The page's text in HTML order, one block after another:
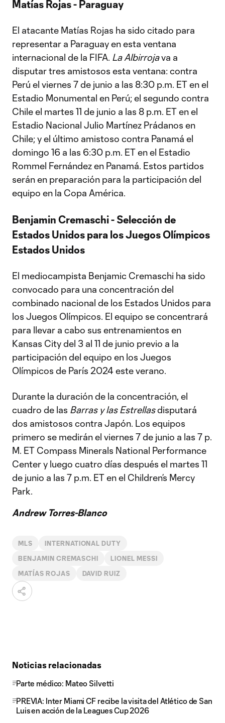
Matías Rojas - Paraguay
El atacante Matías Rojas ha sido citado para
representar a Paraguay en esta ventana
internacional de la FIFA. La Albirrojava a
disputar tres amistosos esta ventana: contra
Perú el viernes 7 de junio a las 8:30 p.m. ET en el
Estadio Monumental en Perú; el segundo contra
Chile el martes 11 de junio a las 8 p.m. ET en el
Estadio Nacional Julio Martínez Prádanos en
Chile; y el último amistoso contra Panamá el
domingo 16 a las 6:30 p.m. ET en el Estadio
Rommel Fernández en Panamá. Estos partidos
serán en preparación para la participación del
equipo en la Copa América.
Benjamin Cremaschi - Selección de
Estados Unidos para los Juegos Olímpicos
Estados Unidos
El mediocampista Benjamic Cremaschi ha sido
convocado para una concentración del
combinado nacional de los Estados Unidos para
los Juegos Olímpicos. El equipo se concentrará
para llevar a cabo sus entrenamientos en
Kansas City del 3 al 11 de junio previo a la
participación del equipo en los Juegos
Olímpicos de París 2024 este verano.
Durante la duración de la concentración, el
cuadro de las Barras y las Estrellasdisputará
dos amistosos contra Japón. Los equipos
primero se medirán el viernes 7 de junio a las 7 p.
M. ET Compass Minerals National Performance
Center y luego cuatro días después el martes 11
de junio a las 7 p.m. ET en el Children’s Mercy
Park.
Andrew Torres-Blanco
MLS INTERNATIONAL DUTY
BENJAMIN CREMASCHI LIONEL MESSI
MATÍAS ROJAS DAVID RUIZ
Noticias relacionadas
Parte médico: Mateo Silvetti
PREVIA: Inter Miami CF recibe la visita del Atlético de San
Luis en acción de la Leagues Cup 2026